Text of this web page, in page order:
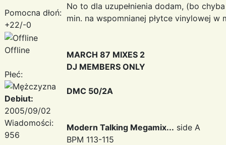
Pomocna dłoń:
+22/-0
Offline
Płeć:
Debiut:
2005/09/02
Wiadomości:
956
No to dla uzupełnienia dodam, (bo
min. na wspomnianej płytce vinylowej w
MARCH 87 MIXES 2
DJ MEMBERS ONLY
DMC 50/2A
Modern Talking Megamix... side A
BPM 113-115